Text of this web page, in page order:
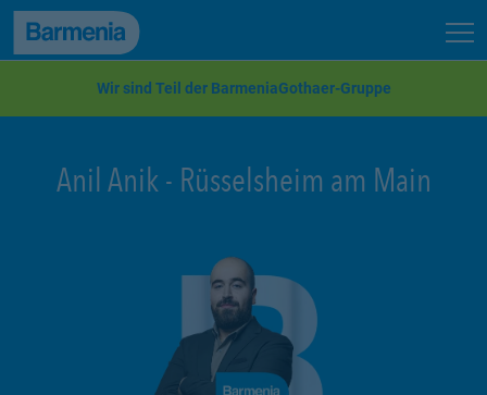
zum Seiteninhalt
Back to top
Wir sind Teil der BarmeniaGothaer-Gruppe
Anil Anik - Rüsselsheim am Main